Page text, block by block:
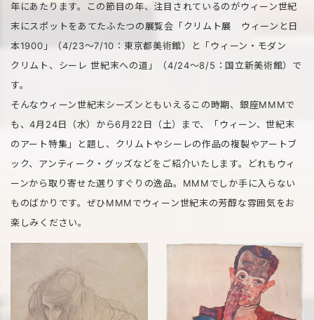
年にあたります。この節目の年、注目されているのがウィーン世紀
末にスポットをあてたふたつの展覧会「クリムト展 ウィーンと日
本1900」（4/23～7/10：東京都美術館）と「ウィーン・モダン
クリムト、シーレ 世紀末への道」（4/24～8/5：国立新美術館）で
す。
そんなウィーン世紀末シーズンともいえるこの時期、銀座MMMで
も、4月24日（水）から6月22日（土）まで、「ウィーン、世紀末
のアート特集」と題し、クリムトやシーレの作品の複製やアートブ
ック、アンティーク・グッズなどをご紹介いたします。どれもウィ
ーンから取り寄せた選りすぐりの逸品。MMMでしか手に入らない
ものばかりです。ぜひMMMでウィーン世紀末の芳醇な雰囲気をお
楽しみください。